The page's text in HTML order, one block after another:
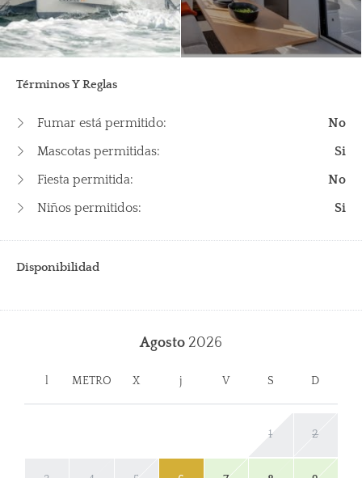
Términos Y Reglas
Fumar está permitido:
No
Mascotas permitidas:
Si
Fiesta permitida:
No
Niños permitidos:
Si
Disponibilidad
Agosto 2026
l METRO X j V S D
1 2